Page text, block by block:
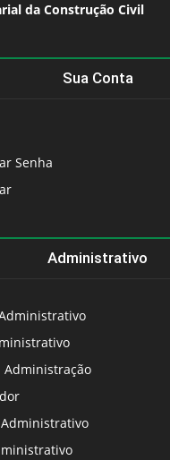
da Construção Civil
Sua Conta
Senha
Administrativo
Administração